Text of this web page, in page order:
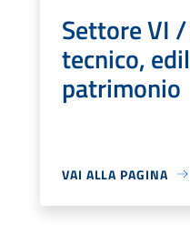
Settore VI
tecnico,
patrimonio
VAI ALLA PAGINA